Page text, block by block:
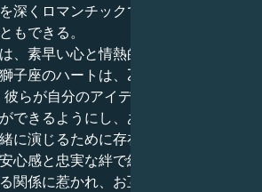
深くロマンチックで忠実で肉体的な
もできる。
、素早い心と情熱的な心で愛する能
子座のハートは、乙女座の "もしも
らが自分のアイデアを地上の真実
できるようにし、あなたは古典的な
に演じるために存在します。あなた
心感と忠実な絆で結ばれた、堅実で
関係に惹かれ、お互いの尊敬と感謝